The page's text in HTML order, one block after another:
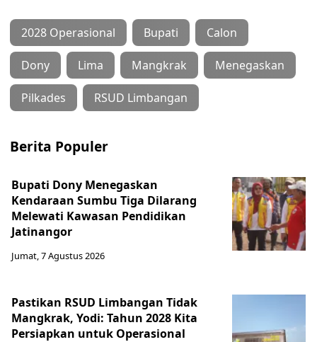
2028 Operasional Bupati Calon
Dony Lima Mangkrak Menegaskan
Pilkades RSUD Limbangan
Berita Populer
Bupati Dony Menegaskan
Kendaraan Sumbu Tiga Dilarang
Melewati Kawasan Pendidikan
Jatinangor
Jumat, 7 Agustus 2026
Pastikan RSUD Limbangan Tidak
Mangkrak, Yodi: Tahun 2028 Kita
Persiapkan untuk Operasional